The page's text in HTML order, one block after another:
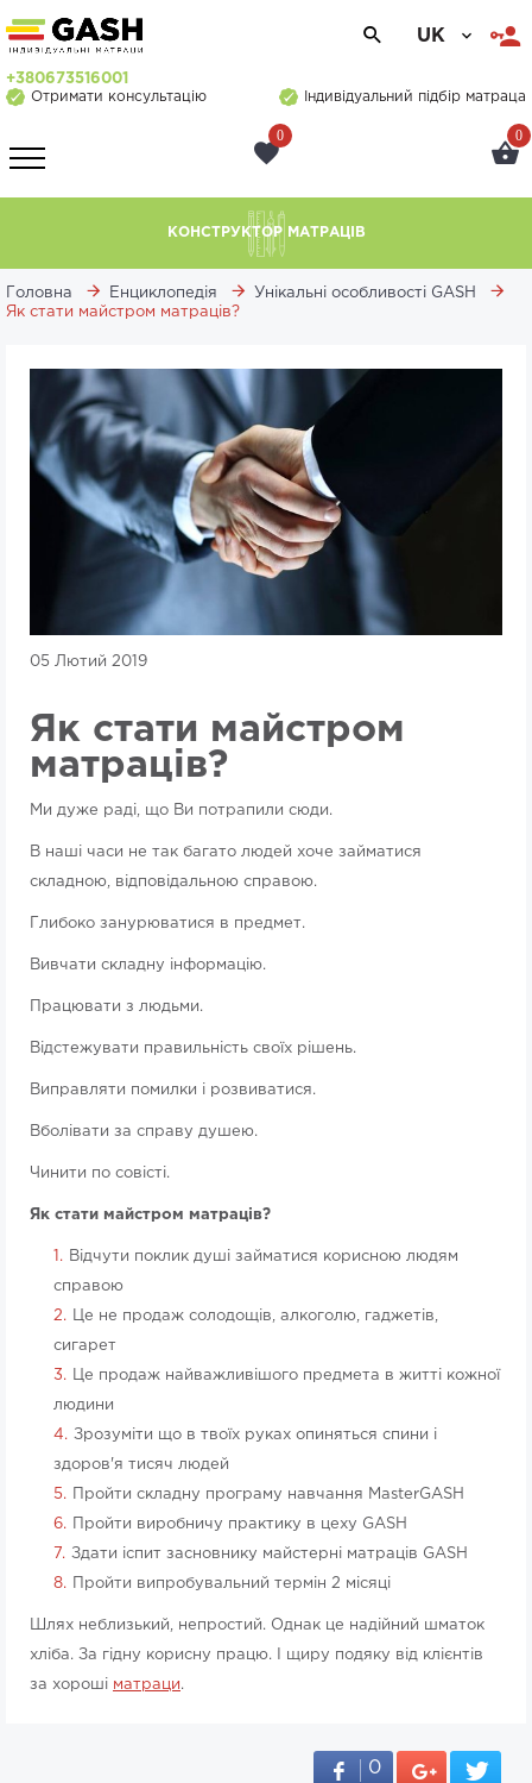
UK
+380673516001
Отримати консультацію
Індивідуальний підбір матраца
0 0
КОНСТРУКТОР МАТРАЦІВ
Головна Енциклопедія
Унікальні особливості GASH
Як стати майстром матраців?
05 Лютий 2019
Як стати майстром
матраців?
Ми дуже раді, що Ви потрапили сюди.
В наші часи не так багато людей хоче займатися
складною, відповідальною справою.
Глибоко занурюватися в предмет.
Вивчати складну інформацію.
Працювати з людьми.
Відстежувати правильність своїх рішень.
Виправляти помилки і розвиватися.
Вболівати за справу душею.
Чинити по совісті.
Як стати майстром матраців?
Відчути поклик душі займатися корисною людям
справою
Це не продаж солодощів, алкоголю, гаджетів,
сигарет
Це продаж найважливішого предмета в житті кожної
людини
Зрозуміти що в твоїх руках опиняться спини і
здоров'я тисяч людей
Пройти складну програму навчання MasterGASH
Пройти виробничу практику в цеху GASH
Здати іспит засновнику майстерні матраців GASH
Пройти випробувальний термін 2 місяці
Шлях неблизький, непростий. Однак це надійний шматок
хліба. За гідну корисну працю. І щиру подяку від клієнтів
за хороші матраци .
0